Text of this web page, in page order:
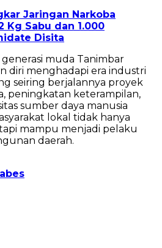
Jaringan Narkoba
Kg Sabu dan 1.000
Disita
muda Tanimbar
diri menghadapi era industri
seiring berjalannya proyek
peningkatan keterampilan,
sumber daya manusia
lokal tidak hanya
mampu menjadi pelaku
daerah.